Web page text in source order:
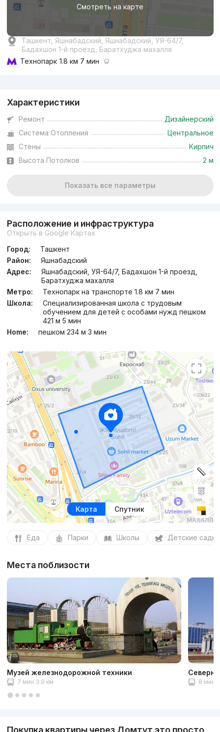
Смотреть на карте
Ташкент, Яшнабадский, Яшнабадский, УЯ-64/7,
Бадахшон 1-й проезд, Баратхуджа махалля
Технопарк 1.8 км 7 мин
Характеристики
Ремонт
Дизайнерский
Система Отопления
Центральное
Стены
Кирпич
Высота Потолков
2 м
Показать все параметры
Расположение и инфраструктура
Открыть в Google Картах
Город:
Ташкент
Район:
Яшнабадский
Адрес:
Яшнабадский, УЯ-64/7, Бадахшон 1-й проезд,
Баратхуджа махалля
Метро:
Технопарк на транспорте 1.8 км 7 мин
Школа:
Специализированная школа с трудовым
обучением для детей с особами нужд пешком
421 м 5 мин
Home:
пешком 234 м 3 мин
Карта Спутник
Еда Парки Школы Детские сады
Места поблизости
Музей железнодорожной техники
7 мин 3.9 км 8 мин
Покупка квартиры через Домтут это просто